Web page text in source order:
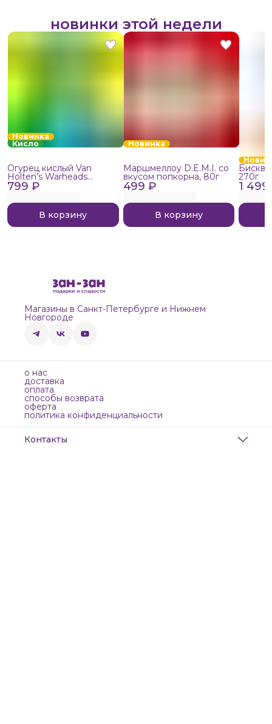
новинки этой недели
Новинка
Кисло
799 ₽
Огурец кислый Van
Holten's Warheads
Extreme Sour, 140г
В корзину
Новинка
499 ₽
Маршмеллоу D.E.M.I. со
вкусом попкорна, 80г
В корзину
1
270г
Магазины в Санкт-Петербурге и Нижнем
Новгороде
о нас
доставка
оплата
способы возврата
оферта
политика конфиденциальности
Контакты